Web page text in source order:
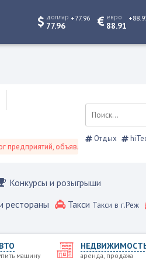
доллар
77.96
+77.96 евро
88.91
объявления, Режевской
Отдых
Конкурсы и розыгрыши
рестораны Такси Такси в г.Реж
машину аренда, продажа